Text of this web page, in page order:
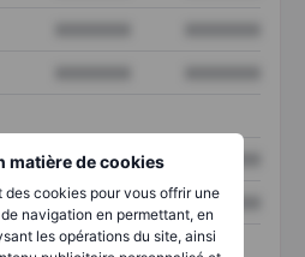
matière de cookies
des cookies pour vous offrir une
navigation en permettant, en
les opérations du site, ainsi
XXXXXXX
XXXXXXX XXXXXXX